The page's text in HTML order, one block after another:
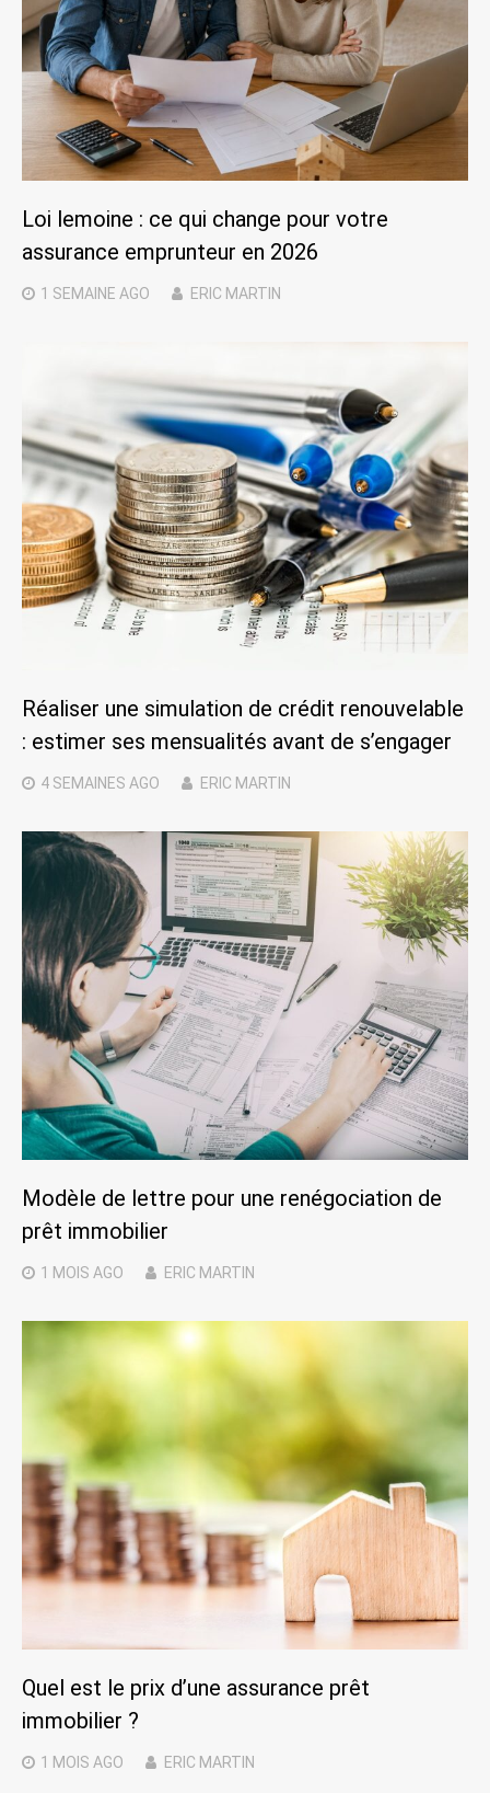
Loi lemoine : ce qui change pour votre
assurance emprunteur en 2026
1 SEMAINE AGO ERIC MARTIN
Réaliser une simulation de crédit renouvelable
: estimer ses mensualités avant de s’engager
4 SEMAINES AGO ERIC MARTIN
Modèle de lettre pour une renégociation de
prêt immobilier
1 MOIS AGO ERIC MARTIN
Quel est le prix d’une assurance prêt
immobilier ?
1 MOIS AGO ERIC MARTIN